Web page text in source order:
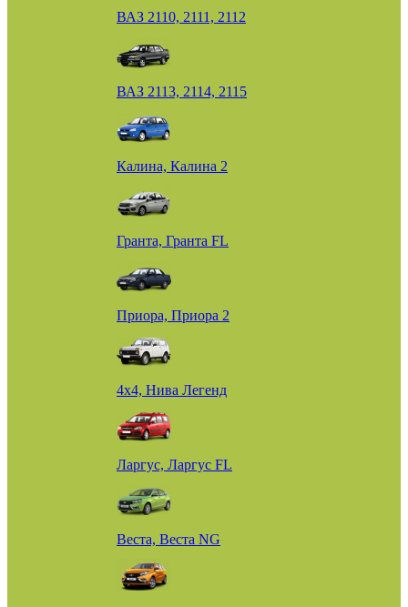
ВАЗ 2110, 2111, 2112
ВАЗ 2113, 2114, 2115
Калина, Калина 2
Гранта, Гранта FL
Приора, Приора 2
4х4, Нива Легенд
Ларгус, Ларгус FL
Веста, Веста NG